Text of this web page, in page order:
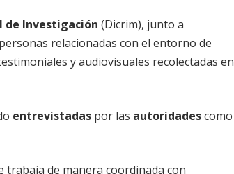
de Investigación (Dicrim), junto a
relacionadas con el entorno de
y audiovisuales recolectadas en
entrevistadas por las autoridadescomo
trabaja de manera coordinada con